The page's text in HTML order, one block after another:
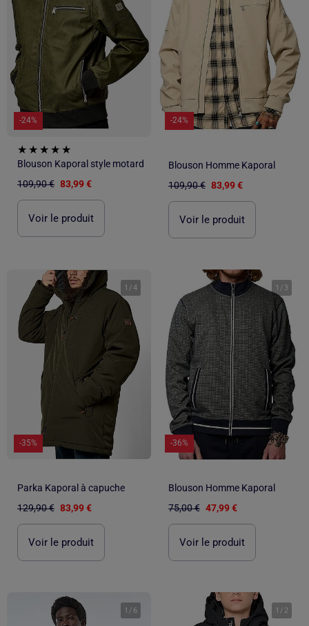
-24%
Blouson Kaporal style motard
109,90 € 83,99 €
Voir le produit
-24%
Blouson Homme Kaporal
109,90 € 83,99 €
Voir le produit
1 /4
-35%
Parka Kaporal à capuche
129,90 € 83,99 €
Voir le produit
1 / 3
-36%
Blouson Homme Kaporal
75,00 € 47,99 €
Voir le produit
1 / 6 1 / 2